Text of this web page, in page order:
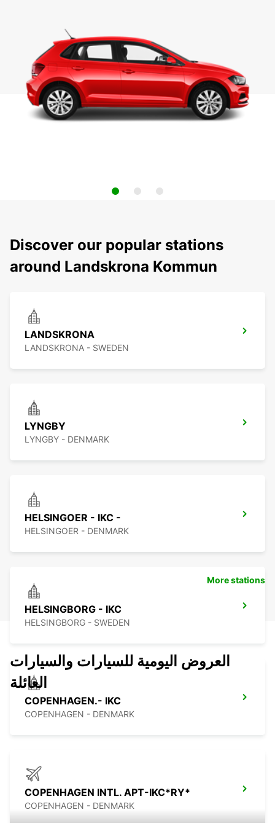
Discover our popular stations
around Landskrona Kommun
LANDSKRONA
LANDSKRONA - SWEDEN
LYNGBY
LYNGBY - DENMARK
HELSINGOER - IKC -
HELSINGOER - DENMARK
HELSINGBORG - IKC
HELSINGBORG - SWEDEN
COPENHAGEN.- IKC
COPENHAGEN - DENMARK
COPENHAGEN INTL. APT-IKC*RY*
COPENHAGEN - DENMARK
More stations
العروض اليومية للسيارات والسيارات
العائلة